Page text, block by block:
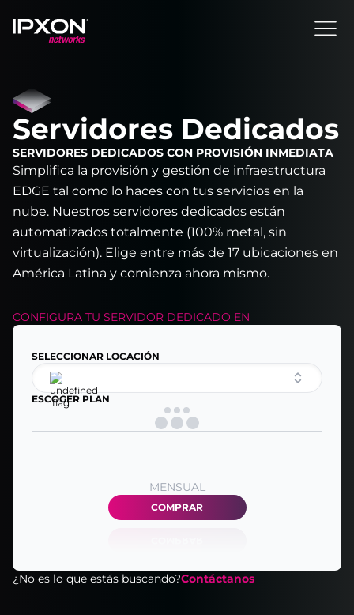
Header
Servidores Dedicados
SERVIDORES DEDICADOS CON PROVISIÓN INMEDIATA
Simplifica la provisión y gestión de infraestructura
EDGE tal como lo haces con tus servicios en la
nube. Nuestros servidores dedicados están
automatizados totalmente (100% metal, sin
virtualización). Elige entre más de 17 ubicaciones en
América Latina y comienza ahora mismo.
CONFIGURA TU SERVIDOR DEDICADO EN
SELECCIONAR LOCACIÓN
ESCOGER PLAN
MENSUAL
COMPRAR
¿No es lo que estás buscando?Contáctanos